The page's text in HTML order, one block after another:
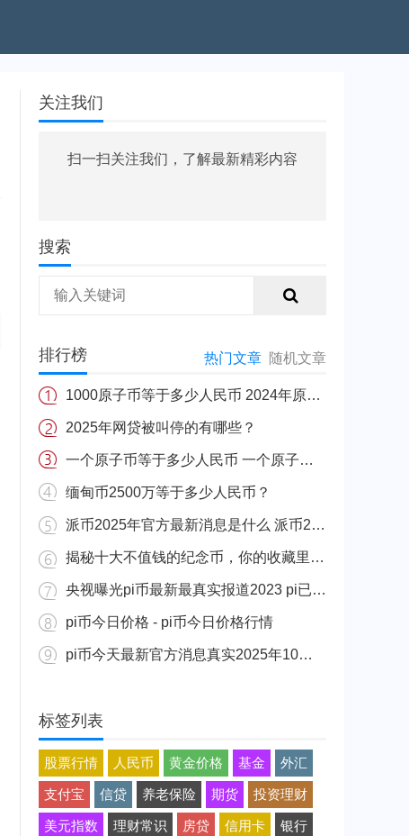
关注我们
扫一扫关注我们，了解最新精彩内容
搜索
排行榜 热门文章 随机文章
1000原子币等于多少人民币 2024年原子币最新价格介绍一览
2025年网贷被叫停的有哪些？
一个原子币等于多少人民币 一个原子币价格介绍
缅甸币2500万等于多少人民币？
派币2025年官方最新消息是什么 派币2025年官方最新消息真实分享
揭秘十大不值钱的纪念币，你的收藏里有吗？
央视曝光pi币最新最真实报道2023 pi已经成功了是真的吗（假的）
pi币今日价格 - pi币今日价格行情
pi币今天最新官方消息真实2025年10月 派币今天最新消息介绍
标签列表
股票行情 人民币 黄金价格 基金 外汇
支付宝 信贷 养老保险 期货 投资理财
美元指数 理财常识 房贷 信用卡 银行